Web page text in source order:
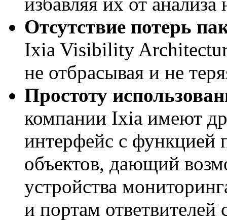
Отсутствие потерь
Ixia Visibility
не отбрасывая и не
Простоту
компании Ixia имеют
интерфейс с функцией
объектов, дающий
устройства
и портам